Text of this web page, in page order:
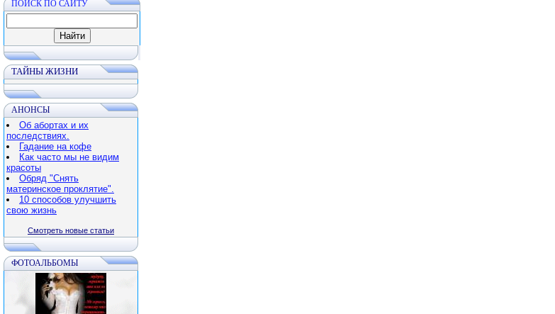
ПОИСК ПО САЙТУ
ТАЙНЫ ЖИЗНИ
АНОНСЫ
Об абортах и их
последствиях.
Гадание на кофе
Как часто мы не видим
красоты
Обряд "Снять
материнское проклятие".
10 способов улучшить
свою жизнь
Смотреть новые статьи
ФОТОАЛЬБОМЫ